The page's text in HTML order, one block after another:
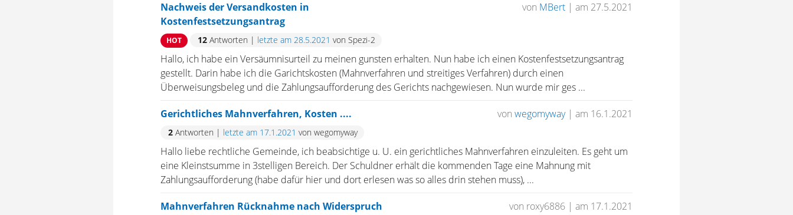
Nachweis der Versandkosten in
Kostenfestsetzungsantrag
von MBert | am 27.5.2021
HOT 12 Antworten | letzte am 28.5.2021 von Spezi-2
Hallo, ich habe ein Versäumnisurteil zu meinen gunsten erhalten. Nun habe ich einen Kostenfestsetzungsantrag
gestellt. Darin habe ich die Garichtskosten (Mahnverfahren und streitiges Verfahren) durch einen
Überweisungsbeleg und die Zahlungsaufforderung des Gerichts nachgewiesen. Nun wurde mir ges ...
Gerichtliches Mahnverfahren, Kosten .... von wegomyway | am 16.1.2021
2 Antworten | letzte am 17.1.2021 von wegomyway
Hallo liebe rechtliche Gemeinde, ich beabsichtige u. U. ein gerichtliches Mahnverfahren einzuleiten. Es geht um
eine Kleinstsumme in 3stelligen Bereich. Der Schuldner erhält die kommenden Tage eine Mahnung mit
Zahlungsaufforderung (habe dafür hier und dort erlesen was so alles drin stehen muss), ...
Mahnverfahren Rücknahme nach Widerspruch von roxy6886 | am 17.1.2021